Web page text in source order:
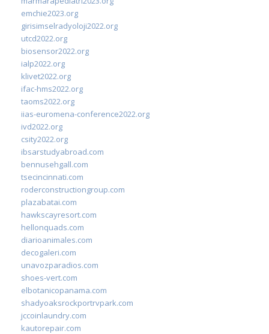
emchie2023.org
girisimselradyoloji2022.org
utcd2022.org
biosensor2022.org
ialp2022.org
klivet2022.org
ifac-hms2022.org
taoms2022.org
iias-euromena-conference2022.org
ivd2022.org
csity2022.org
ibsarstudyabroad.com
bennusehgall.com
tsecincinnati.com
roderconstructiongroup.com
plazabatai.com
hawkscayresort.com
hellonquads.com
diarioanimales.com
decogaleri.com
unavozparadios.com
shoes-vert.com
elbotanicopanama.com
shadyoaksrockportrvpark.com
jccoinlaundry.com
kautorepair.com